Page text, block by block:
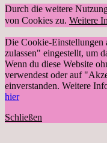
Durch die weitere
von Cookies zu. Weitere
Die Cookie-Einstellungen
zulassen" eingestellt, um
Wenn du diese Website
verwendest oder auf
einverstanden. Weitere
hier
Schließen